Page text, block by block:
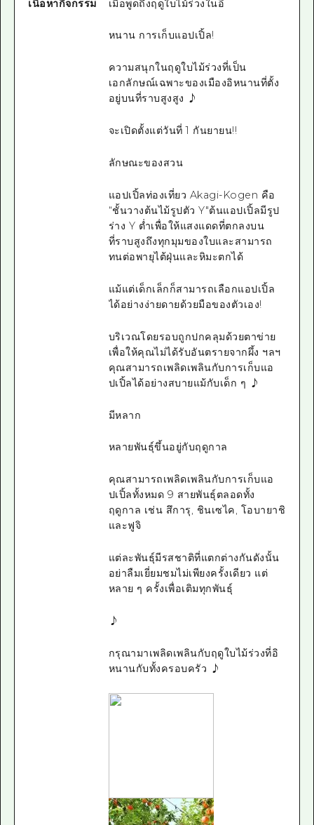
เนื้อหากิจกรรม เมื่อพูดถึงฤดูใบไม้ร่วงในอี
หนาน การเก็บแอปเปิ้ล!
ความสนุกในฤดูใบไม้ร่วงที่เป็น
เอกลักษณ์เฉพาะของเมืองอิหนานที่ตั้ง
อยู่บนที่ราบสูงสูง ♪
จะเปิดตั้งแต่วันที่ 1 กันยายน!!
ลักษณะของสวน
แอปเปิ้ลท่องเที่ยว Akagi-Kogen คือ
“ชั้นวางต้นไม้รูปตัว Y"ต้นแอปเปิ้ลมีรูป
ร่าง Y ต่ำเพื่อให้แสงแดดที่ตกลงบน
ที่ราบสูงถึงทุกมุมของใบและสามารถ
ทนต่อพายุไต้ฝุ่นและหิมะตกได้
แม้แต่เด็กเล็กก็สามารถเลือกแอปเปิ้ล
ได้อย่างง่ายดายด้วยมือของตัวเอง!
บริเวณโดยรอบถูกปกคลุมด้วยตาข่าย
เพื่อให้คุณไม่ได้รับอันตรายจากผึ้ง ฯลฯ
คุณสามารถเพลิดเพลินกับการเก็บแอ
ปเปิ้ลได้อย่างสบายแม้กับเด็ก ๆ ♪
มีหลาก
หลายพันธุ์ขึ้นอยู่กับฤดูกาล
คุณสามารถเพลิดเพลินกับการเก็บแอ
ปเปิ้ลทั้งหมด 9 สายพันธุ์ตลอดทั้ง
ฤดูกาล เช่น สึการุ, ชินเซไค, โอบายาชิ
และฟูจิ
แต่ละพันธุ์มีรสชาติที่แตกต่างกันดังนั้น
อย่าลืมเยี่ยมชมไม่เพียงครั้งเดียว แต่
หลาย ๆ ครั้งเพื่อเติมทุกพันธุ์
♪
กรุณามาเพลิดเพลินกับฤดูใบไม้ร่วงที่อิ
หนานกับทั้งครอบครัว ♪